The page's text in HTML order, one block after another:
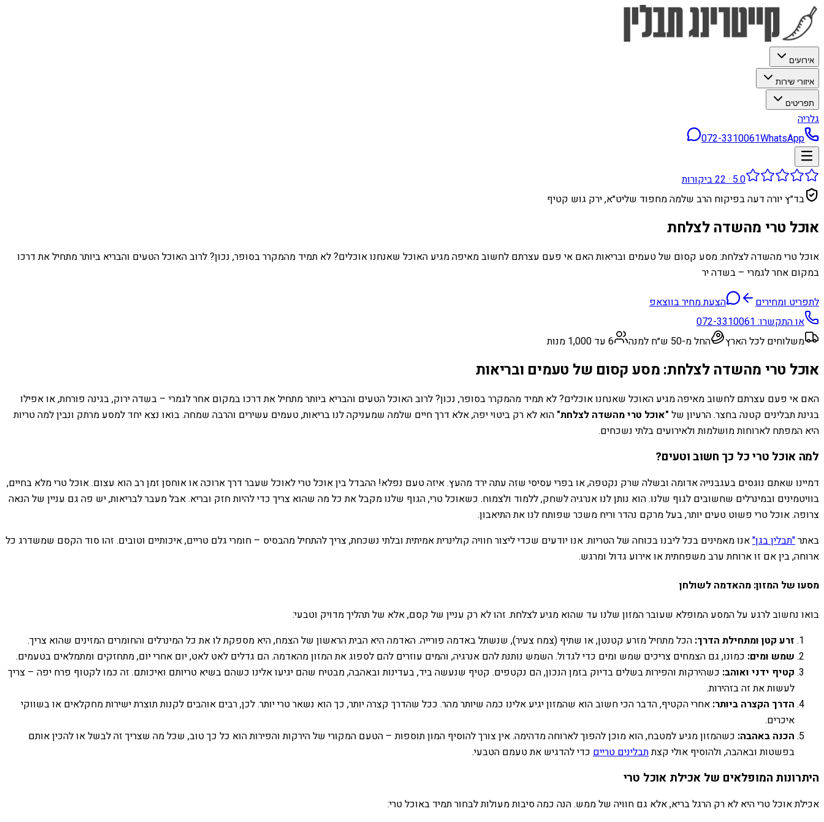
אירועים
איזורי שירות
תפריטים
גלריה
072-3310061WhatsApp
5.0
·
22ביקורות
בד״ץ יורה דעה בפיקוח הרב שלמה מחפוד שליט״א, ירק גוש קטיף
אוכל טרי מהשדה לצלחת
אוכל טרי מהשדה לצלחת: מסע קסום של טעמים ובריאות האם אי פעם עצרתם לחשוב מאיפה מגיע האוכל שאנחנו אוכלים? לא תמיד מהמקרר בסופר, נכון? לרוב האוכל הטעים והבריא ביותר מתחיל את דרכו
במקום אחר לגמרי – בשדה יר
לתפריט ומחירים
הצעת מחיר בווצאפ
או התקשרו:072-3310061
משלוחים לכל הארץ
החל מ-50 ש״ח למנה 6 עד 1,000 מנות
אוכל טרי מהשדה לצלחת: מסע קסום של טעמים ובריאות
האם אי פעם עצרתם לחשוב מאיפה מגיע האוכל שאנחנו אוכלים? לא תמיד מהמקרר בסופר, נכון? לרוב האוכל הטעים והבריא ביותר מתחיל את דרכו במקום אחר לגמרי – בשדה ירוק, בגינה פורחת, או אפילו
בגינת תבלינים קטנה בחצר. הרעיון של "אוכל טרי מהשדה לצלחת" הוא לא רק ביטוי יפה, אלא דרך חיים שלמה שמעניקה לנו בריאות, טעמים עשירים והרבה שמחה. בואו נצא יחד למסע מרתק ונבין למה טריות
היא המפתח לארוחות מושלמות ולאירועים בלתי נשכחים.
למה אוכל טרי כל כך חשוב וטעים?
דמיינו שאתם נוגסים בעגבנייה אדומה ובשלה שרק נקטפה, או בפרי עסיסי שזה עתה ירד מהעץ. איזה טעם נפלא! ההבדל בין אוכל טרי לאוכל שעבר דרך ארוכה או אוחסן זמן רב הוא עצום. אוכל טרי מלא בחיים,
בוויטמינים ובמינרלים שחשובים לגוף שלנו. הוא נותן לנו אנרגיה לשחק, ללמוד ולצמוח. כשאוכל טרי, הגוף שלנו מקבל את כל מה שהוא צריך כדי להיות חזק ובריא. אבל מעבר לבריאות, יש פה גם עניין של הנאה
צרופה. אוכל טרי פשוט טעים יותר, בעל מרקם נהדר וריח משכר שפותח לנו את התיאבון.
באתר"תבלין בגן"אנו מאמינים בכל ליבנו בכוחה של הטריות. אנו יודעים שכדי ליצור חוויה קולינרית אמיתית ובלתי נשכחת, צריך להתחיל מהבסיס – חומרי גלם טריים, איכותיים וטובים. זהו סוד הקסם שמשדרג כל
ארוחה, בין אם זו ארוחת ערב משפחתית או אירוע גדול ומרגש.
מסעו של המזון: מהאדמה לשולחן
בואו נחשוב לרגע על המסע המופלא שעובר המזון שלנו עד שהוא מגיע לצלחת. זהו לא רק עניין של קסם, אלא של תהליך מדויק וטבעי:
זרע קטן ומתחילת הדרך: הכל מתחיל מזרע קטנטן, או שתיף (צמח צעיר), שנשתל באדמה פורייה. האדמה היא הבית הראשון של הצמח, היא מספקת לו את כל המינרלים והחומרים המזינים שהוא צריך.
שמש ומים: כמונו, גם הצמחים צריכים שמש ומים כדי לגדול. השמש נותנת להם אנרגיה, והמים עוזרים להם לספוג את המזון מהאדמה. הם גדלים לאט לאט, יום אחרי יום, מתחזקים ומתמלאים בטעמים.
קטיף ידני ואוהב: כשהירקות והפירות בשלים בדיוק בזמן הנכון, הם נקטפים. קטיף שנעשה ביד, בעדינות ובאהבה, מבטיח שהם יגיעו אלינו כשהם בשיא טריותם ואיכותם. זה כמו לקטוף פרח יפה – צריך
לעשות את זה בזהירות.
הדרך הקצרה ביותר: אחרי הקטיף, הדבר הכי חשוב הוא שהמזון יגיע אלינו כמה שיותר מהר. ככל שהדרך קצרה יותר, כך הוא נשאר טרי יותר. לכן, רבים אוהבים לקנות תוצרת ישירות מחקלאים או בשווקי
איכרים.
הכנה באהבה: כשהמזון מגיע למטבח, הוא מוכן להפוך לארוחה מדהימה. אין צורך להוסיף המון תוספות – הטעם המקורי של הירקות והפירות הוא כל כך טוב, שכל מה שצריך זה לבשל או להכין אותם
בפשטות ובאהבה, ולהוסיף אולי קצתתבלינים טריים כדי להדגיש את טעמם הטבעי.
היתרונות המופלאים של אכילת אוכל טרי
אכילת אוכל טרי היא לא רק הרגל בריא, אלא גם חוויה של ממש. הנה כמה סיבות מעולות לבחור תמיד באוכל טרי: